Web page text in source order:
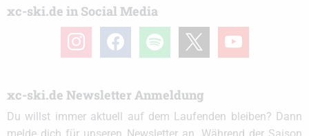
xc-ski.de in Social Media
instagramfacebook spotify youtube
xc-ski.de Newsletter Anmeldung
Du willst immer aktuell auf dem Laufenden bleiben? Dann